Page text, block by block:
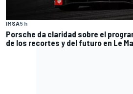
IMSA5 h
Porsche da claridad sobre el
de los recortes y del futuro en Le